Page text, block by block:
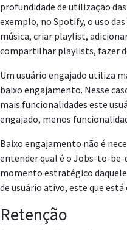
profundidade de utilização
exemplo, no Spotify, o uso
música, criar playlist,
compartilhar playlists, fazer
Um usuário engajado utiliza
baixo engajamento. Nesse
mais funcionalidades este
engajado, menos
Baixo engajamento não é
entender qual é o Jobs-to-be-
momento estratégico
de usuário ativo, este que
Retenção